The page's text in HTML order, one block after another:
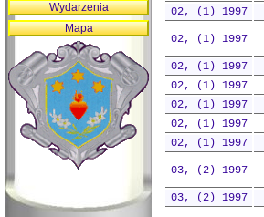
02, (1) 1997
02, (1) 1997
02, (1) 1997
02, (1) 1997
02, (1) 1997
02, (1) 1997
02, (1) 1997
03, (2) 1997
03, (2) 1997
Wydarzenia
Mapa